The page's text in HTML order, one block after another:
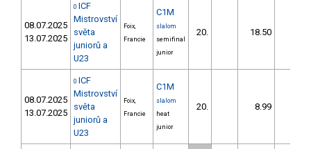
08.07.2025
13.07.2025
0 ICF
Mistrovství
světa
juniorů a
U23
Foix,
Francie
C1M
slalom
semifinal
junior
20. 18.50
08.07.2025
13.07.2025
0 ICF
Mistrovství
světa
juniorů a
U23
Foix,
Francie
C1M
slalom
heat
junior
20. 8.99